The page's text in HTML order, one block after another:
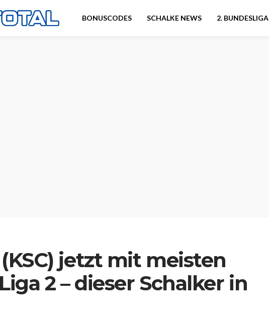
BONUSCODES SCHALKE NEWS 2. BUNDESLIGA
jetzt mit meisten
2 – dieser Schalker in